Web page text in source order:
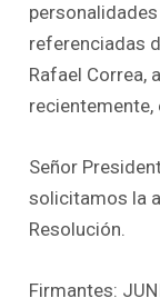
referenciadas
Rafael Correa,
recientemente,
Señor
solicitamos la
Resolución.
Firmantes: